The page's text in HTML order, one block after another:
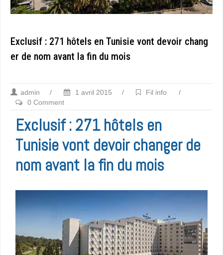
Exclusif : 271 hôtels en Tunisie vont devoir chang
er de nom avant la fin du mois
admin / 1 avril 2015 / Fil info
/
0 Comment
Exclusif : 271 hôtels en
Tunisie vont devoir changer de
nom avant la fin du mois